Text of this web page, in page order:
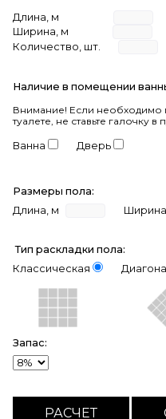
Длина, м
Ширина, м
Количество, шт.
Наличие в помещении
Внимание! Если необходимо
туалете, не ставьте галочку в
Ванна Дверь
Размеры пола:
Длина, м
Тип раскладки пола:
Классическая
Запас: